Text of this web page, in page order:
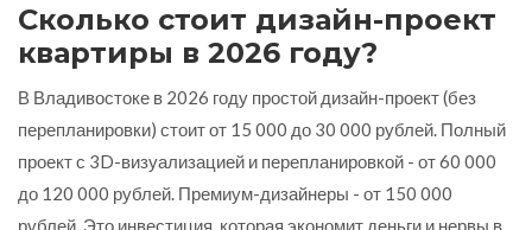
Сколько стоит дизайн-проект
квартиры в 2026 году?
В Владивостоке в 2026 году простой дизайн-проект (без
перепланировки) стоит от 15 000 до 30 000 рублей. Полный
проект с 3D-визуализацией и перепланировкой - от 60 000
до 120 000 рублей. Премиум-дизайнеры - от 150 000
рублей. Это инвестиция, которая экономит деньги и нервы в